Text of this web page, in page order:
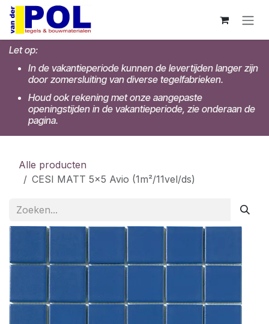
Overslaan naar inhoud
Let op:
In de vakantieperiode kunnen de levertijden langer zijn
door zomersluiting van diverse tegelfabrieken.
Houd ook rekening met onze aangepaste
openingstijden in de vakantieperiode, zie onderaan de
pagina.
Alle producten
CESI MATT 5x5 Avio (1m²/11vel/ds)